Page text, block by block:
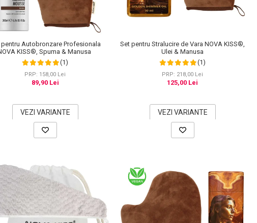
pentru Autobronzare Profesionala
KISS®, Spuma & Manusa
(1)
PRP: 158,00 Lei
89,90 Lei
VEZI VARIANTE
Set pentru Stralucire de Vara NOVA KISS®,
Ulei & Manusa
(1)
PRP: 218,00 Lei
125,00 Lei
VEZI VARIANTE